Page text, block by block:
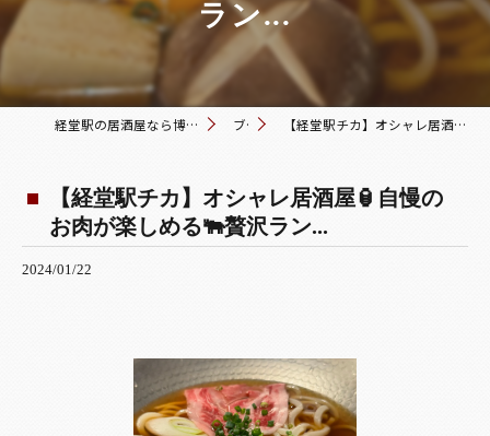
ラン...
経堂駅の居酒屋なら博多おでんと黒毛和牛の店 くろこ ブログ 【経堂駅チカ】オシャレ居酒屋🏮自慢のお肉が楽しめる🐃贅沢ラン...
【経堂駅チカ】オシャレ居酒屋🏮自慢の
お肉が楽しめる🐃贅沢ラン...
2024/01/22